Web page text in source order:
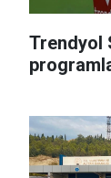
Trendyol